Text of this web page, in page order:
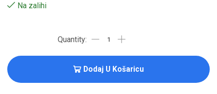
Na zalihi
Dodaj U Košaricu